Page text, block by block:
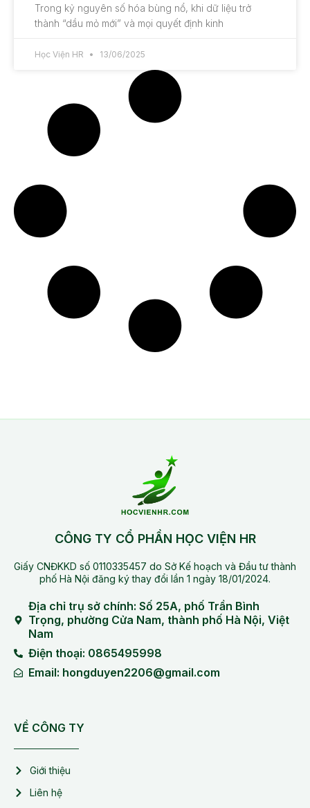
Trong kỷ nguyên số hóa bùng nổ, khi dữ liệu trở
thành “dầu mỏ mới” và mọi quyết định kinh
Học Viện HR 13/06/2025
CÔNG TY CỔ PHẦN HỌC VIỆN HR
Giấy CNĐKKD số 0110335457 do Sở Kế hoạch và Đầu tư thành
phố Hà Nội đăng ký thay đổi lần 1 ngày 18/01/2024.
Địa chỉ trụ sở chính: Số 25A, phố Trần Bình
Trọng, phường Cửa Nam, thành phố Hà Nội, Việt
Nam
Điện thoại: 0865495998
Email: hongduyen2206@gmail.com
VỀ CÔNG TY
Giới thiệu
Liên hệ